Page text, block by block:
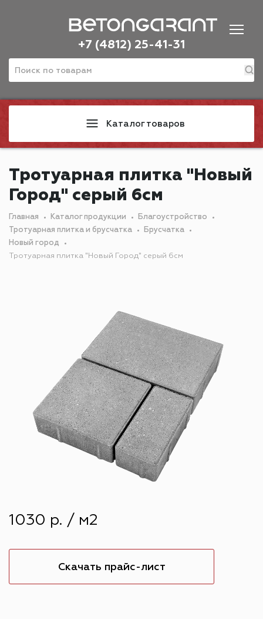
+7 (4812) 25-41-31
Каталог товаров
Тротуарная плитка "Новый
Город" серый 6см
Главная Каталог продукции
Благоустройство
Тротуарная плитка и брусчатка
Брусчатка
Новый город
Тротуарная плитка "Новый Город" серый 6см
1030 р. / м2
Скачать прайс-лист